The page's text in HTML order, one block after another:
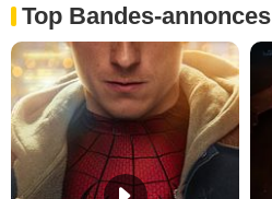
Top Bandes-annonces